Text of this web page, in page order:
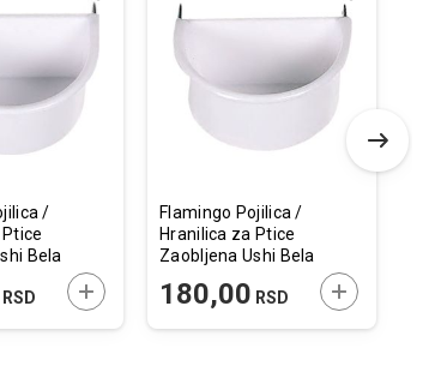
/
Bela
RSD DODAJTE U KORPU
Dodaj
listu
želja
Uporedi
Flamingo Pojilica /
Hranilica za Ptice
Zaobljena Ushi Bela
180,00 RSD DODAJTE U
Dodaj
listu
želja
Uporedi